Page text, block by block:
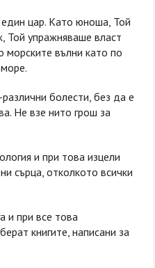
цар. Като юноша, Той
Той упражняваше власт
вълни като по
болести, без да е
Не взе нито грош за
и при това изцели
сърца, отколкото всички
и при все това
книгите, написани за